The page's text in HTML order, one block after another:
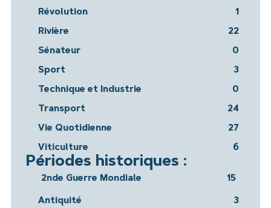
Révolution 1
Rivière 22
Sénateur 0
Sport 3
Technique et Industrie 0
Transport 24
Vie Quotidienne 27
Viticulture 6
Périodes historiques :
2nde Guerre Mondiale 15
Antiquité 3